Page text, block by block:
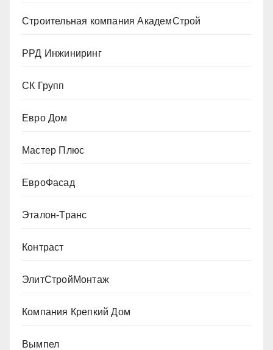
Строительная компания АкадемСтрой
РРД Инжиниринг
СК Групп
Евро Дом
Мастер Плюс
ЕвроФасад
Эталон-Транс
Контраст
ЭлитСтройМонтаж
Компания Крепкий Дом
Вымпел